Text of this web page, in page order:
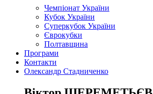
Чемпіонат України
Кубок України
Суперкубок України
Єврокубки
Полтавщина
Програми
Контакти
Олександр Стадниченко